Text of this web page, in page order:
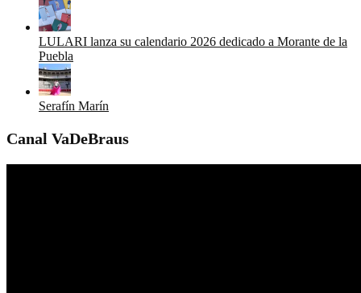
LULARI lanza su calendario 2026 dedicado a Morante de la
Puebla
Serafín Marín
Canal VaDeBraus